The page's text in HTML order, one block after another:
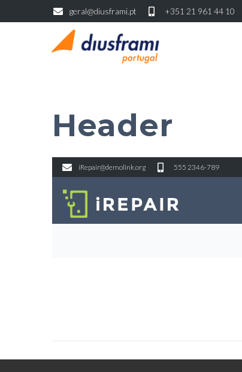
geral@diusframi.pt +351 21 961 44 10
Header
iRepair@demolink.org 555 2346-789